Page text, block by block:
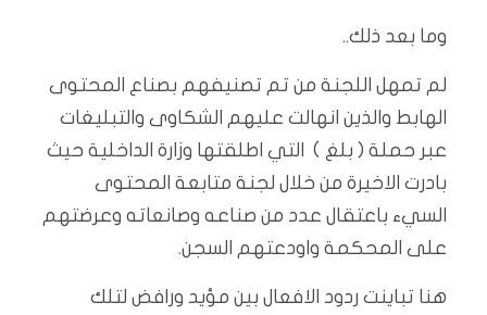
وما بعد ذلك..
لم تمهل اللجنة من تم تصنيفهم بصناع المحتوى
الهابط والذين انهالت عليهم الشكاوى والتبليغات
عبر حملة ( بلغ ) التي اطلقتها وزارة الداخلية حيث
بادرت الاخيرة من خلال لجنة متابعة المحتوى
السيء باعتقال عدد من صناعه وصانعاته وعرضتهم
على المحكمة واودعتهم السجن.
هنا تباينت ردود الافعال بين مؤيد ورافض لتلك